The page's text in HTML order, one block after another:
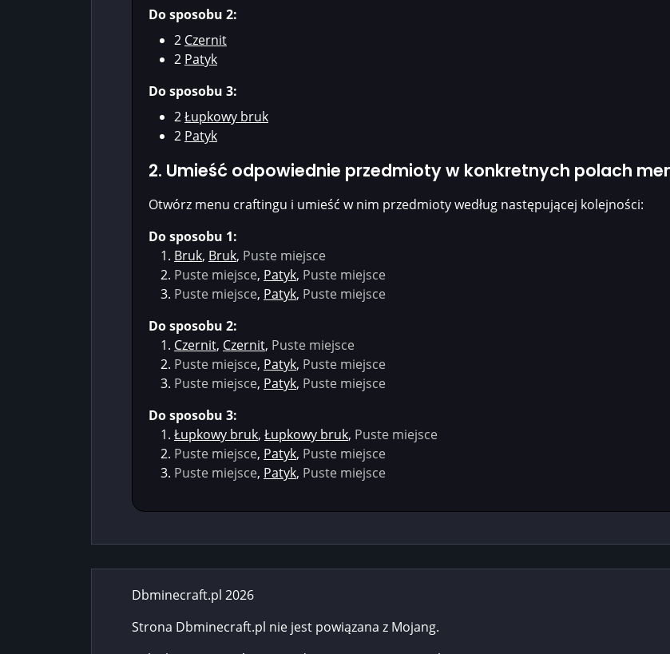
Do sposobu 2:
2 Czernit
2 Patyk
Do sposobu 3:
2Łupkowy bruk
2 Patyk
2. Umieść odpowiednie przedmioty w konkretnych polach
Otwórz menu craftingu i umieść w nim przedmioty według następującej kolejności:
Do sposobu 1:
Bruk, Bruk, Puste miejsce
Puste miejsce, Patyk, Puste miejsce
Puste miejsce, Patyk, Puste miejsce
Do sposobu 2:
Czernit, Czernit, Puste miejsce
Puste miejsce, Patyk, Puste miejsce
Puste miejsce, Patyk, Puste miejsce
Do sposobu 3:
Łupkowy bruk, Łupkowy bruk, Puste miejsce
Puste miejsce, Patyk, Puste miejsce
Puste miejsce, Patyk, Puste miejsce
Dbminecraft.pl 2026
Strona Dbminecraft.pl nie jest powiązana z Mojang.